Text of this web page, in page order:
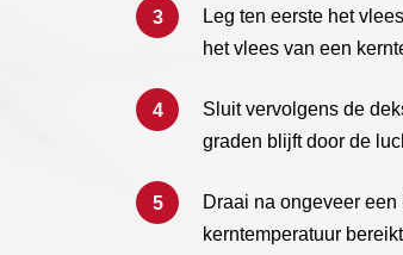
Leg ten eerste het
het vlees van een
Sluit vervolgens de
graden blijft door de
Draai na ongeveer
kerntemperatuur